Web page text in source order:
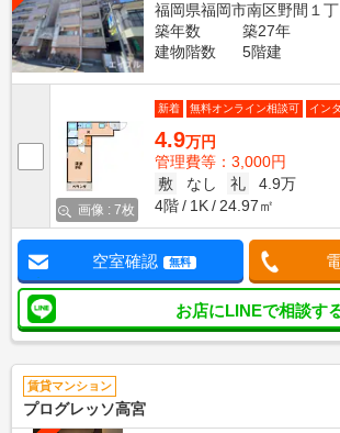
福岡県福岡市南区野間１丁
築年数
築27年
建物階数
5階建
画像 : 7枚
新着 無料オンライン相談可 イン
4.9万円
管理費等：3,000円
敷
なし 礼
4.9万
4階
1K 24.97㎡
空室確認 無料
お店にLINEで相談す
賃貸マンション
プログレッソ高宮